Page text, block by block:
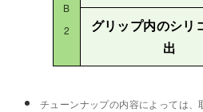
B
2
グリップ内のシリ
出
チューンナップの内容によっては